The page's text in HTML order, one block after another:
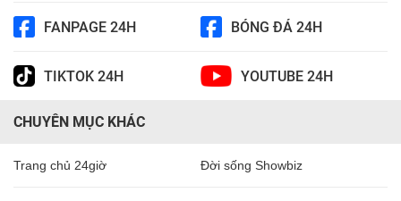
FANPAGE 24H BÓNG ĐÁ 24H
TIKTOK 24H YOUTUBE 24H
CHUYÊN MỤC KHÁC
Trang chủ 24giờ Đời sống Showbiz